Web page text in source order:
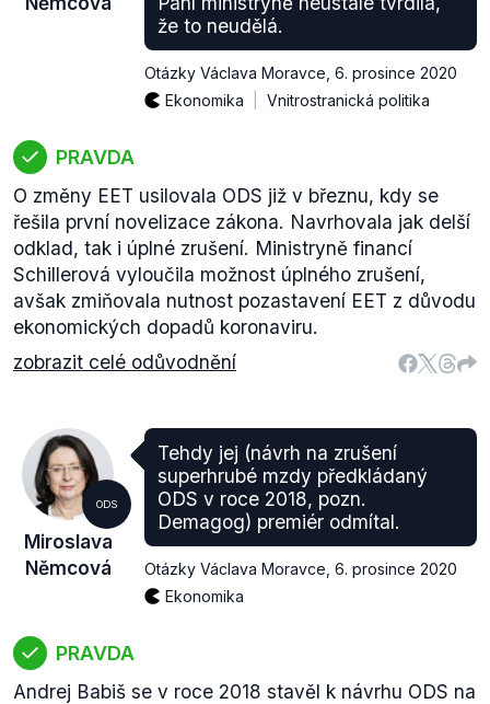
že to neudělá.
Otázky Václava Moravce 6. prosince 2020
Ekonomika
Vnitrostranická politika
PRAVDA
O změny EET usilovala ODS již v březnu, kdy se
řešila první novelizace zákona. Navrhovala jak delší
odklad, tak i úplné zrušení. Ministryně financí
Schillerová vyloučila možnost úplného zrušení,
avšak zmiňovala nutnost pozastavení EET z důvodu
ekonomických dopadů koronaviru.
zobrazit celé odůvodnění
ODS
Miroslava
Němcová
Tehdy jej (návrh na zrušení
superhrubé mzdy předkládaný
ODS v roce 2018, pozn.
Demagog) premiér odmítal.
Otázky Václava Moravce 6. prosince 2020
Ekonomika
PRAVDA
Andrej Babiš se v roce 2018 stavěl k návrhu ODS na